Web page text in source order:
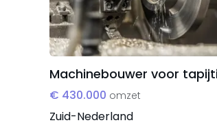
Machinebouwer voor
€ 430.000 omzet
Zuid-Nederland